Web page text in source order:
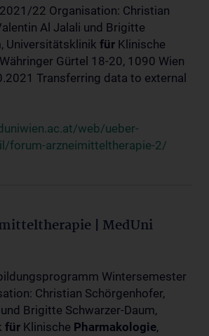
22 Organisation: Christian
Al Jalali und Brigitte
Universitätsklinik für Klinische
Gürtel 18-20, 1090 Wien
Transferring data to external
web/ueber-
forum-arzneimitteltherapie-2/
| MedUni
Wintersemester
Christian Schörgenhofer,
Brigitte Schwarzer-Daum,
für Klinische Pharmakologie,